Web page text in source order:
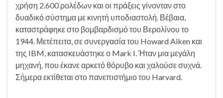
χρήση 2.600 ρολέδων και οι πράξεις γίνονταν στο
δυαδικό σύστημα με κινητή υποδιαστολή. Βέβαια,
καταστράφηκε στο βομβαρδισμό του Βερολίνου το
1944. Μετέπειτα, σε συνεργασία του Howard Aiken και
της IBM, κατασκευάστηκε ο Mark I. Ήταν μια μεγάλη
μηχανή, που έκανε αρκετό θόρυβο και χαλούσε συχνά.
Σήμερα εκτίθεται στο πανεπιστήμιο του Harvard.